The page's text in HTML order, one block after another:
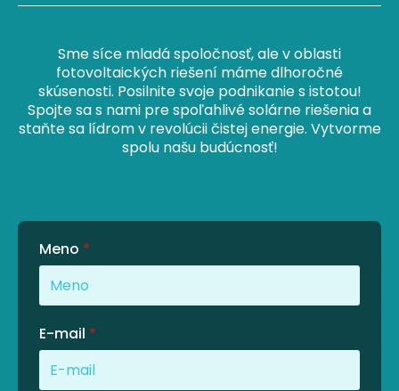
Sme síce mladá spoločnosť, ale v oblasti
fotovoltaických riešení máme dlhoročné
skúsenosti. Posilnite svoje podnikanie s istotou!
Spojte sa s nami pre spoľahlivé solárne riešenia a
staňte sa lídrom v revolúcii čistej energie. Vytvorme
spolu našu budúcnosť!
Meno *
E-mail *